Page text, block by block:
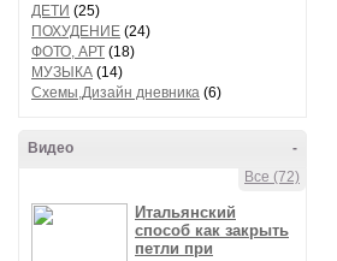
ДЕТИ (25)
ПОХУДЕНИЕ (24)
ФОТО, АРТ (18)
МУЗЫКА (14)
Схемы,Дизайн дневника (6)
-
Видео
Все (72)
Итальянский
способ как закрыть
петли при